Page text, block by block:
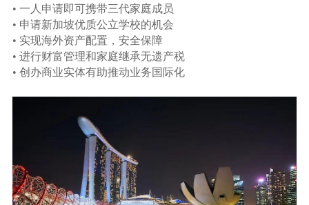
• 一人申请即可携带三代家庭成员
• 申请新加坡优质公立学校的机会
• 实现海外资产配置，安全保障
• 进行财富管理和家庭继承无遗产税
• 创办商业实体有助推动业务国际化